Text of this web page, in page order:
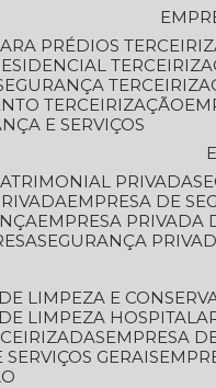
PRÉDIOS
TERCEIRIZAÇÃO
E SERVIÇOS
PRIVADA
EMPRESA DE
EMPRESA
SEGURANÇA
LIMPEZA E
LIMPEZA
EMPRESA
GERAIS